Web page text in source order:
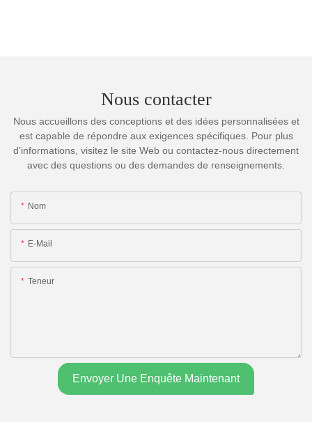
Nous contacter
Nous accueillons des conceptions et des idées personnalisées et
est capable de répondre aux exigences spécifiques. Pour plus
d'informations, visitez le site Web ou contactez-nous directement
avec des questions ou des demandes de renseignements.
Nom
E-Mail
Teneur
Envoyer Une Enquête Maintenant